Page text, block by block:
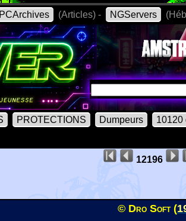
(Articles) - NGServers
PROTECTIONS Dumpeurs 10120
12196
© Dro Soft (